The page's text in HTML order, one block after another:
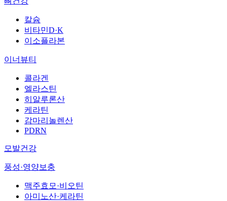
칼슘
비타민D·K
이소플라본
이너뷰티
콜라겐
엘라스틴
히알루론산
케라틴
감마리놀렌산
PDRN
모발건강
풍성·영양보충
맥주효모·비오틴
아미노산·케라틴